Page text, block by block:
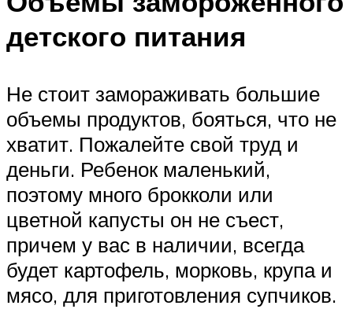
детского питания
Не стоит замораживать большие
объемы продуктов, бояться, что не
хватит. Пожалейте свой труд и
деньги. Ребенок маленький,
поэтому много брокколи или
цветной капусты он не съест,
причем у вас в наличии, всегда
будет картофель, морковь, крупа и
мясо, для приготовления супчиков.